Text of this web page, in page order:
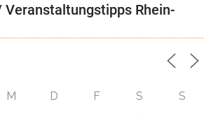
Veranstaltungstipps Rhein-
M D F S S